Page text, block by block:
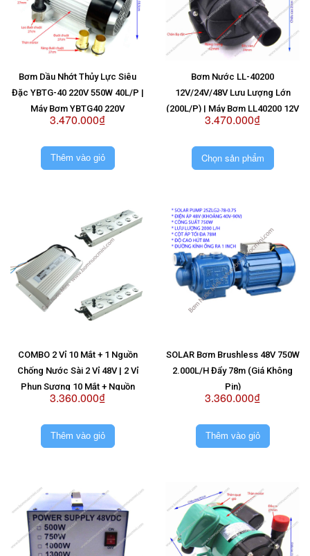
Bơm Dầu Nhớt Thủy Lực Siêu
Đặc YBTG-40 220V 550W 40L/P |
Máy Bơm YBTG40 220V
3.470.000₫
Thêm vào giỏ
Bơm Nước LL-40200
12V/24V/48V Lưu Lượng Lớn
(200L/P) | Máy Bơm LL40200 12V
| Máy Bơm LL40200 24V | Máy
3.470.000₫
Chọn sản phẩm
COMBO 2 Vỉ 10 Mắt + 1 Nguồn
Chống Nước Sài 2 Vỉ 48V | 2 Vỉ
Phun Sương 10 Mắt + Nguồn
Chống Nước Sài 2 Vỉ 48V
3.360.000₫
Thêm vào giỏ
SOLAR Bơm Brushless 48V 750W
2.000L/H Đẩy 78m (Giá Không
Pin)
3.360.000₫
Thêm vào giỏ